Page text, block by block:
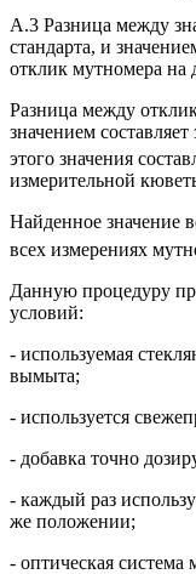
А.3 Разница между
стандарта, и
отклик мутномера на
Разница между
значением
этого значения
измерительной
Найденное значение
всех измерениях
Данную процедуру
условий:
- используемая
вымыта;
- используется
- добавка точно
- каждый раз
же положении;
- оптическая система